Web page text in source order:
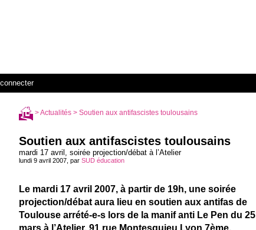
>Actualités> Soutien aux antifascistes toulousains
Soutien aux antifascistes toulousains
mardi 17 avril, soirée projection/débat à l’Atelier
lundi 9 avril 2007, par SUD éducation
Le mardi 17 avril 2007, à partir de 19h, une soirée
projection/débat aura lieu en soutien aux antifas de
Toulouse arrété-e-s lors de la manif anti Le Pen du 25